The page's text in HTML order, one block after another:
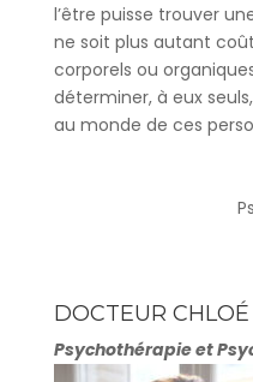
l’être puisse trouver
ne soit plus autant
corporels ou
déterminer, à eux
au monde de ces
DOCTEUR
Psychothérapie et